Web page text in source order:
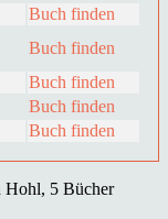
Buch finden
Buch finden
Buch finden
Buch finden
Buch finden
Hohl, 5 Bücher